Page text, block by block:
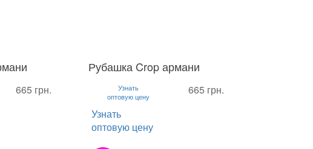
665 грн.
S M L
Рубашка Crop армани
Узнать
оптовую цену
Узнать
оптовую цену
665 грн.